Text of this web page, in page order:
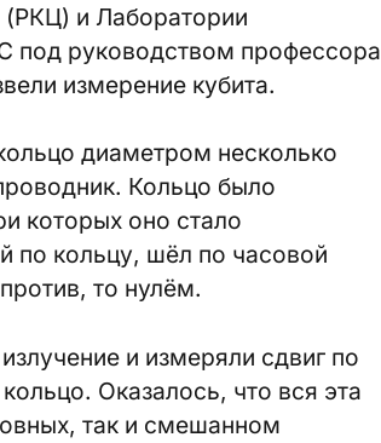
(РКЦ) и Лаборатории
под руководством профессора
измерение кубита.
диаметром несколько
Кольцо было
которых оно стало
по кольцу, шёл по часовой
то нулём.
и измеряли сдвиг по
Оказалось, что вся эта
так и смешанном